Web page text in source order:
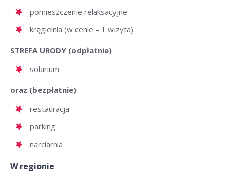
pomieszczenie relaksacyjne
kręgielnia (w cenie – 1 wizyta)
STREFA URODY (odpłatnie)
solarium
oraz (bezpłatnie)
restauracja
parking
narciarnia
W regionie